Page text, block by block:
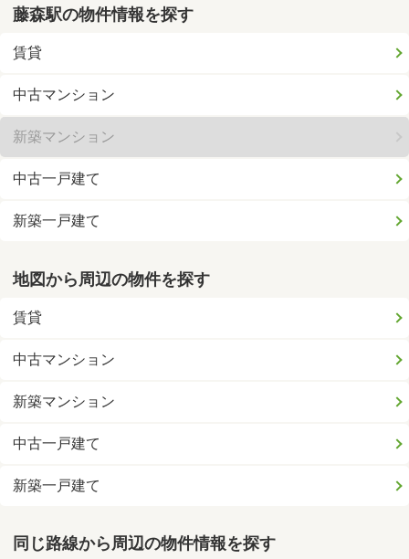
藤森駅の物件情報を探す
賃貸
中古マンション
新築マンション
中古一戸建て
新築一戸建て
地図から周辺の物件を探す
賃貸
中古マンション
新築マンション
中古一戸建て
新築一戸建て
同じ路線から周辺の物件情報を探す